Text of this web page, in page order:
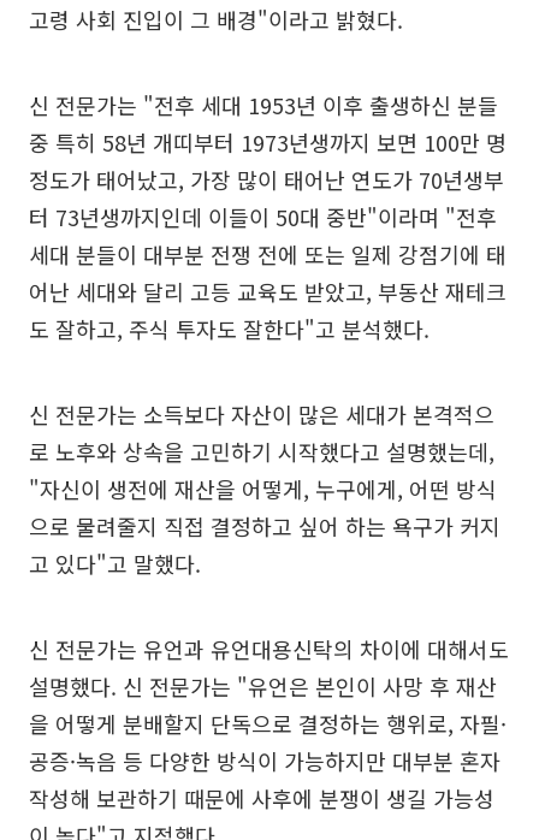
고령 사회 진입이 그 배경"이라고 밝혔다.
신 전문가는 "전후 세대 1953년 이후 출생하신 분들
중 특히 58년 개띠부터 1973년생까지 보면 100만 명
정도가 태어났고, 가장 많이 태어난 연도가 70년생부
터 73년생까지인데 이들이 50대 중반"이라며 "전후
세대 분들이 대부분 전쟁 전에 또는 일제 강점기에 태
어난 세대와 달리 고등 교육도 받았고, 부동산 재테크
도 잘하고, 주식 투자도 잘한다"고 분석했다.
신 전문가는 소득보다 자산이 많은 세대가 본격적으
로 노후와 상속을 고민하기 시작했다고 설명했는데,
"자신이 생전에 재산을 어떻게, 누구에게, 어떤 방식
으로 물려줄지 직접 결정하고 싶어 하는 욕구가 커지
고 있다"고 말했다.
신 전문가는 유언과 유언대용신탁의 차이에 대해서도
설명했다. 신 전문가는 "유언은 본인이 사망 후 재산
을 어떻게 분배할지 단독으로 결정하는 행위로, 자필·
공증·녹음 등 다양한 방식이 가능하지만 대부분 혼자
작성해 보관하기 때문에 사후에 분쟁이 생길 가능성